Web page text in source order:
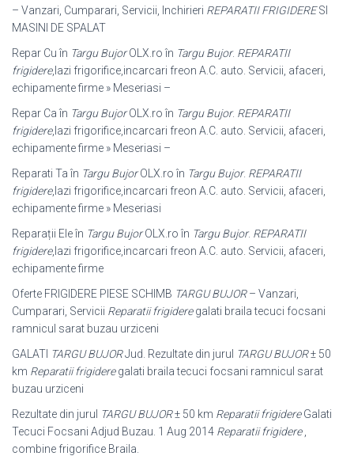
– Vanzari, Cumparari, Servicii, Inchirieri REPARATII FRIGIDERESI
MASINI DE SPALAT
Repar Cu în Targu BujorOLX.ro în Targu Bujor. REPARATII
frigidere,lazi frigorifice,incarcari freon A.C. auto. Servicii, afaceri,
echipamente firme » Meseriasi –
Repar Ca în Targu BujorOLX.ro în Targu Bujor. REPARATII
frigidere,lazi frigorifice,incarcari freon A.C. auto. Servicii, afaceri,
echipamente firme » Meseriasi –
Reparati Ta în Targu BujorOLX.ro în Targu Bujor. REPARATII
frigidere,lazi frigorifice,incarcari freon A.C. auto. Servicii, afaceri,
echipamente firme » Meseriasi
Reparații Ele în Targu BujorOLX.ro în Targu Bujor. REPARATII
frigidere,lazi frigorifice,incarcari freon A.C. auto. Servicii, afaceri,
echipamente firme
Oferte FRIGIDERE PIESE SCHIMB TARGU BUJOR– Vanzari,
Cumparari, Servicii Reparatii frigideregalati braila tecuci focsani
ramnicul sarat buzau urziceni
GALATI TARGU BUJORJud. Rezultate din jurul TARGU BUJOR± 50
km Reparatii frigideregalati braila tecuci focsani ramnicul sarat
buzau urziceni
Rezultate din jurul TARGU BUJOR± 50 km Reparatii frigidereGalati
Tecuci Focsani Adjud Buzau. 1 Aug 2014 Reparatii frigidere,
combine frigorifice Braila.